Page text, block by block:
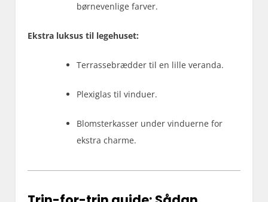
børnevenlige farver.
Ekstra luksus til legehuset:
Terrassebrædder til en lille veranda.
Plexiglas til vinduer.
Blomsterkasser under vinduerne for
ekstra charme.